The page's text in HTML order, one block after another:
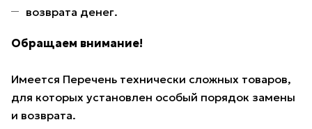
возврата денег.
Обращаем внимание!
Имеется Перечень технически сложных товаров,
для которых установлен особый порядок замены
и возврата.